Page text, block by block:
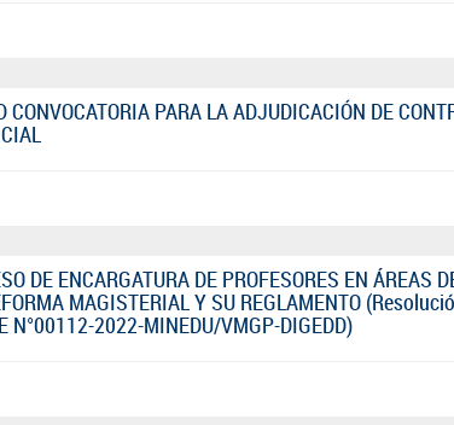
PARA LA ADJUDICACIÓN DE
DE ENCARGATURA DE PROFESORES EN ÁREAS
MAGISTERIAL Y SU REGLAMENTO
N°00112-2022-MINEDU/VMGP-DIGEDD)